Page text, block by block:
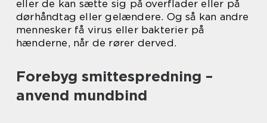
eller de kan sætte sig på overflader eller på
dørhåndtag eller gelændere. Og så kan andre
mennesker få virus eller bakterier på
hænderne, når de rører derved.
Forebyg smittespredning –
anvend mundbind